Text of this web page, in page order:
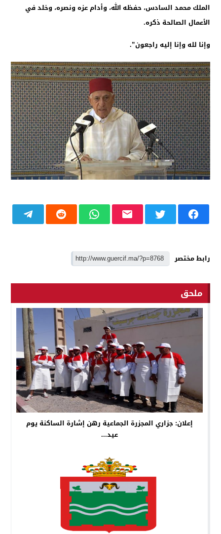
الملك محمد السادس، حفظه الله، وأدام عزه ونصره، وخلد في
الأعمال الصالحة ذكره.
وإنا لله وإنا إليه راجعون”.
رابط مختصر
ملحق
إعلان: جزاري المجزرة الجماعية رهن إشارة الساكنة يوم
عيد...